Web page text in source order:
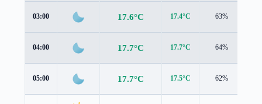
03:00 17.6°C 17.4°C 63%
04:00 17.7°C 17.7°C 64%
05:00 17.7°C 17.5°C 62%